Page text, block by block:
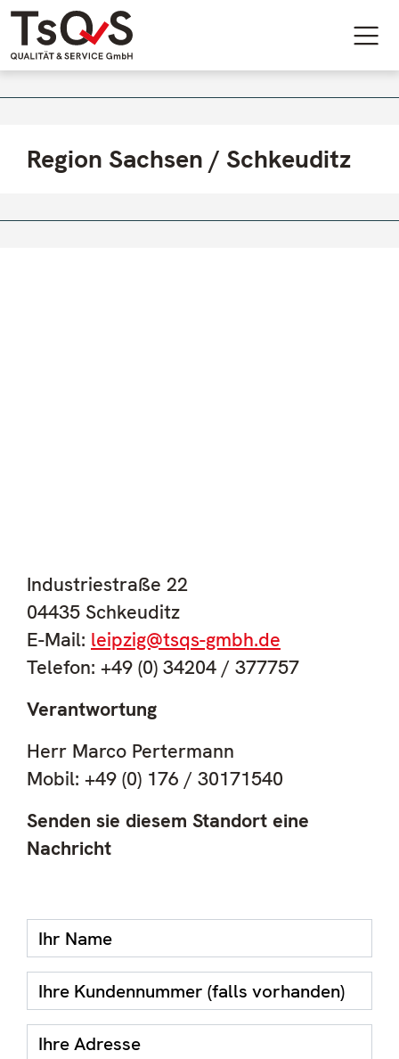
Direkt zum Inhalt
Region Sachsen / Schkeuditz
Industriestraße 22
04435 Schkeuditz
E-Mail: leipzig@tsqs-gmbh.de
Telefon: +49 (0) 34204 / 377757
Verantwortung
Herr Marco Pertermann
Mobil: +49 (0) 176 / 30171540
Senden sie diesem Standort eine
Nachricht
_
__Ihr Name
Ihre Kundennummer
Ihre Adresse